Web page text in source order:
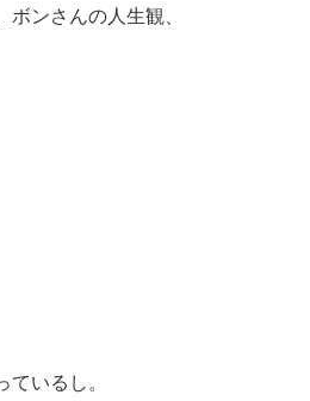
ンさんの人生観、
いるし。